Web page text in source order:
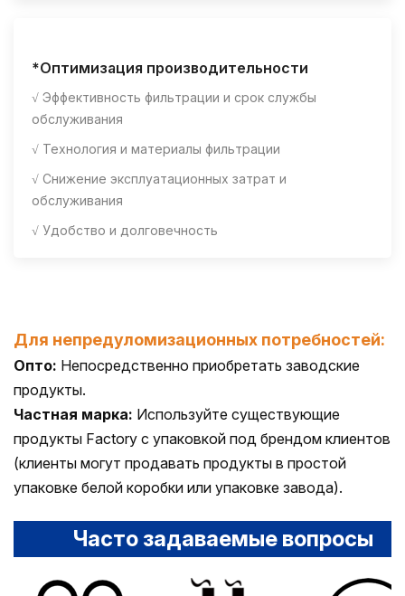
*Оптимизация производительности
√ Эффективность фильтрации и срок службы
обслуживания
√ Технология и материалы фильтрации
√ Снижение эксплуатационных затрат и
обслуживания
√ Удобство и долговечность
Для непредуломизационных потребностей:
Опто: Непосредственно приобретать заводские
продукты.
Частная марка: Используйте существующие
продукты Factory с упаковкой под брендом клиентов
(клиенты могут продавать продукты в простой
упаковке белой коробки или упаковке завода).
Часто задаваемые вопросы